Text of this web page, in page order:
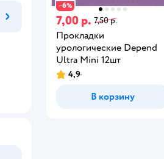
−6%
7,00 р. 7,50 р.
Прокладки
урологические Depend
Ultra Mini 12шт
4,9
В корзину